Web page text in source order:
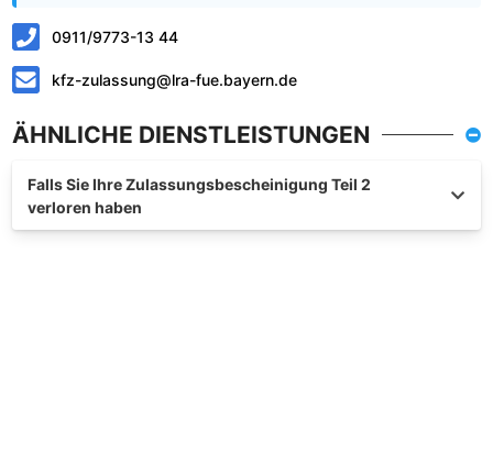
0911/9773-13 44
kfz-zulassung@lra-fue.bayern.de
ÄHNLICHE DIENSTLEISTUNGEN
Falls Sie Ihre Zulassungsbescheinigung Teil 2
verloren haben